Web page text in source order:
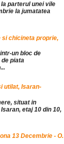
parterul unei vile
la jumatatea
si chicineta proprie,
un bloc de
piata
utilat, Isaran-
situat in
etaj 10 din 10,
13 Decembrie - O.